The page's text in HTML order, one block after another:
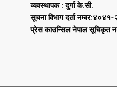
व्यवस्थापक : दुर्गा के.सी.
सूचना विभाग दर्ता
प्रेस काउन्सिल नेपाल सूचिकृत